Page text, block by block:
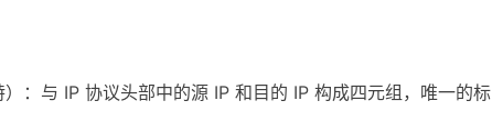
：与 IP 协议头部中的源 IP 和目的 IP 构成四元组，唯一的标